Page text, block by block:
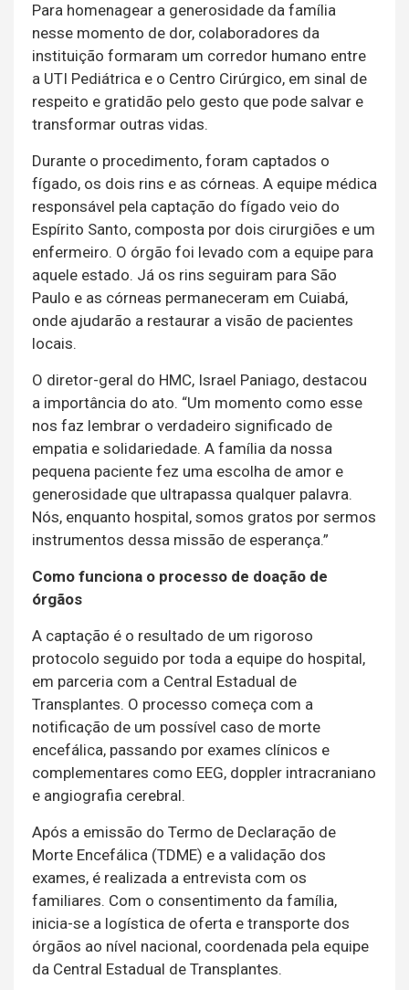
Para homenagear a generosidade da família
nesse momento de dor, colaboradores da
instituição formaram um corredor humano entre
a UTI Pediátrica e o Centro Cirúrgico, em sinal de
respeito e gratidão pelo gesto que pode salvar e
transformar outras vidas.
Durante o procedimento, foram captados o
fígado, os dois rins e as córneas. A equipe médica
responsável pela captação do fígado veio do
Espírito Santo, composta por dois cirurgiões e um
enfermeiro. O órgão foi levado com a equipe para
aquele estado. Já os rins seguiram para São
Paulo e as córneas permaneceram em Cuiabá,
onde ajudarão a restaurar a visão de pacientes
locais.
O diretor-geral do HMC, Israel Paniago, destacou
a importância do ato. “Um momento como esse
nos faz lembrar o verdadeiro significado de
empatia e solidariedade. A família da nossa
pequena paciente fez uma escolha de amor e
generosidade que ultrapassa qualquer palavra.
Nós, enquanto hospital, somos gratos por sermos
instrumentos dessa missão de esperança.”
Como funciona o processo de doação de
órgãos
A captação é o resultado de um rigoroso
protocolo seguido por toda a equipe do hospital,
em parceria com a Central Estadual de
Transplantes. O processo começa com a
notificação de um possível caso de morte
encefálica, passando por exames clínicos e
complementares como EEG, doppler intracraniano
e angiografia cerebral.
Após a emissão do Termo de Declaração de
Morte Encefálica (TDME) e a validação dos
exames, é realizada a entrevista com os
familiares. Com o consentimento da família,
inicia-se a logística de oferta e transporte dos
órgãos ao nível nacional, coordenada pela equipe
da Central Estadual de Transplantes.